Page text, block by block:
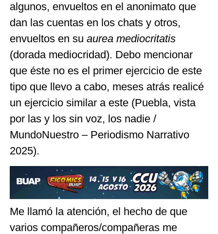
algunos, envueltos en el anonimato que
dan las cuentas en los chats y otros,
envueltos en su aurea mediocritatis
(dorada mediocridad). Debo mencionar
que éste no es el primer ejercicio de este
tipo que llevo a cabo, meses atrás realicé
un ejercicio similar a este (Puebla, vista
por las y los sin voz, los nadie /
MundoNuestro – Periodismo Narrativo
2025).
Me llamó la atención, el hecho de que
varios compañeros/compañeras me